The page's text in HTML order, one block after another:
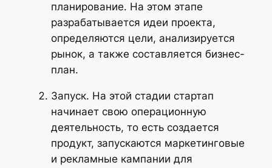
планирование. На этом этапе
разрабатывается идеи проекта,
определяются цели, анализируется
рынок, а также составляется бизнес-
план.
Запуск. На этой стадии стартап
начинает свою операционную
деятельность, то есть создается
продукт, запускаются маркетинговые
и рекламные кампании для